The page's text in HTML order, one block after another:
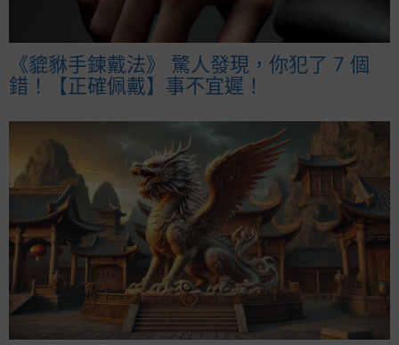
《貔貅手鍊戴法》 驚人發現，你犯了 7 個
錯！【正確佩戴】事不宜遲！